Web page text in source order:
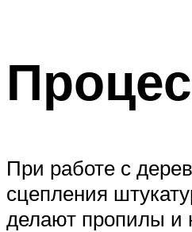
При работе с
сцепления
делают пропилы и